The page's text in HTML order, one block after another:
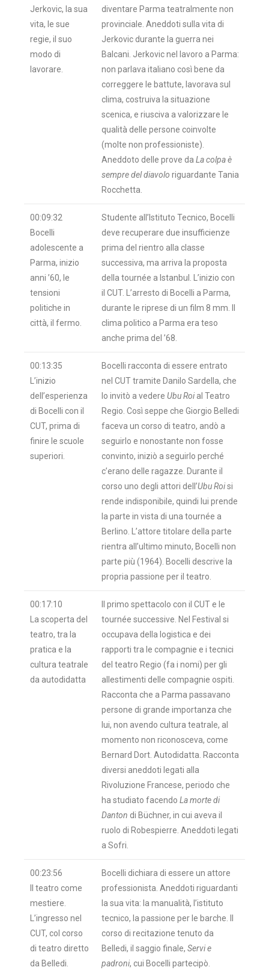
Jerkovic, la sua
vita, le sue
regie, il suo
modo di
lavorare.
diventare Parma teatralmente non
provinciale. Aneddoti sulla vita di
Jerkovic durante la guerra nei
Balcani. Jerkovic nel lavoro a Parma:
non parlava italiano così bene da
correggere le battute, lavorava sul
clima, costruiva la situazione
scenica, e riusciva a valorizzare le
qualità delle persone coinvolte
(molte non professioniste).
Aneddoto delle prove da La colpa è
sempre del diavolo riguardante Tania
Rocchetta.
00:09:32
Bocelli
adolescente a
Parma, inizio
anni ’60, le
tensioni
politiche in
città, il fermo.
Studente all’Istituto Tecnico, Bocelli
deve recuperare due insufficienze
prima del rientro alla classe
successiva, ma arriva la proposta
della tournée a Istanbul. L’inizio con
il CUT. L’arresto di Bocelli a Parma,
durante le riprese di un film 8 mm. Il
clima politico a Parma era teso
anche prima del ’68.
00:13:35
L’inizio
dell’esperienza
di Bocelli con il
CUT, prima di
finire le scuole
superiori.
Bocelli racconta di essere entrato
nel CUT tramite Danilo Sardella, che
lo invitò a vedere Ubu Roi al Teatro
Regio. Così seppe che Giorgio Belledi
faceva un corso di teatro, andò a
seguirlo e nonostante non fosse
convinto, iniziò a seguirlo perché
c’erano delle ragazze. Durante il
corso uno degli attori dell’Ubu Roisi
rende indisponibile, quindi lui prende
la parte in vista di una tournée a
Berlino. L’attore titolare della parte
rientra all’ultimo minuto, Bocelli non
parte più (1964). Bocelli descrive la
propria passione per il teatro.
00:17:10
La scoperta del
teatro, tra la
pratica e la
cultura teatrale
da autodidatta
Il primo spettacolo con il CUT e le
tournée successive. Nel Festival si
occupava della logistica e dei
rapporti tra le compagnie e i tecnici
del teatro Regio (fa i nomi) per gli
allestimenti delle compagnie ospiti.
Racconta che a Parma passavano
persone di grande importanza che
lui, non avendo cultura teatrale, al
momento non riconosceva, come
Bernard Dort. Autodidatta. Racconta
diversi aneddoti legati alla
Rivoluzione Francese, periodo che
ha studiato facendo La morte di
Danton di Büchner, in cui aveva il
ruolo di Robespierre. Aneddoti legati
a Sofri.
00:23:56
Il teatro come
mestiere.
L’ingresso nel
CUT, col corso
di teatro diretto
da Belledi.
Bocelli dichiara di essere un attore
professionista. Aneddoti riguardanti
la sua vita: la manualità, l’istituto
tecnico, la passione per le barche. Il
corso di recitazione tenuto da
Belledi, il saggio finale, Servi e
padroni, cui Bocelli partecipò.